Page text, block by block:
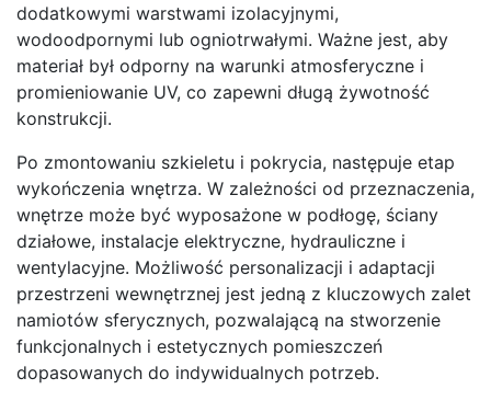
dodatkowymi warstwami izolacyjnymi,
wodoodpornymi lub ogniotrwałymi. Ważne jest, aby
materiał był odporny na warunki atmosferyczne i
promieniowanie UV, co zapewni długą żywotność
konstrukcji.
Po zmontowaniu szkieletu i pokrycia, następuje etap
wykończenia wnętrza. W zależności od przeznaczenia,
wnętrze może być wyposażone w podłogę, ściany
działowe, instalacje elektryczne, hydrauliczne i
wentylacyjne. Możliwość personalizacji i adaptacji
przestrzeni wewnętrznej jest jedną z kluczowych zalet
namiotów sferycznych, pozwalającą na stworzenie
funkcjonalnych i estetycznych pomieszczeń
dopasowanych do indywidualnych potrzeb.